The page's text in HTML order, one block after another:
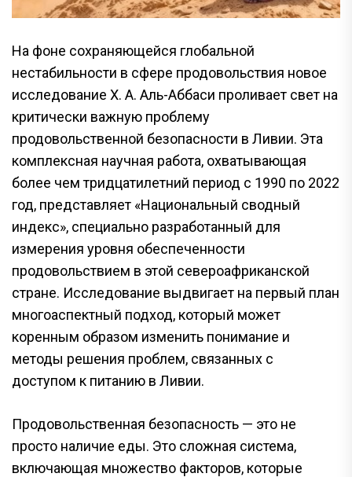
На фоне сохраняющейся глобальной
нестабильности в сфере продовольствия новое
исследование Х. А. Аль-Аббаси проливает свет на
критически важную проблему
продовольственной безопасности в Ливии. Эта
комплексная научная работа, охватывающая
более чем тридцатилетний период с 1990 по 2022
год, представляет «Национальный сводный
индекс», специально разработанный для
измерения уровня обеспеченности
продовольствием в этой североафриканской
стране. Исследование выдвигает на первый план
многоаспектный подход, который может
коренным образом изменить понимание и
методы решения проблем, связанных с
доступом к питанию в Ливии.
Продовольственная безопасность — это не
просто наличие еды. Это сложная система,
включающая множество факторов, которые